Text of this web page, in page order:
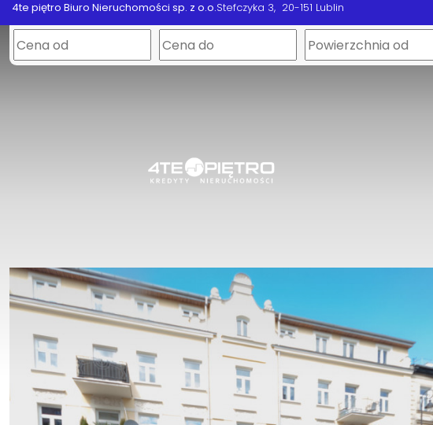
4te piętro Biuro Nieruchomości sp. z o.o.Stefczyka 3 20-151 Lublin